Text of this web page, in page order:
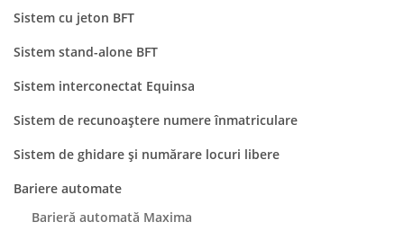
Sistem cu jeton BFT
Sistem stand-alone BFT
Sistem interconectat Equinsa
Sistem de recunoaștere numere înmatriculare
Sistem de ghidare și numărare locuri libere
Bariere automate
Barieră automată Maxima